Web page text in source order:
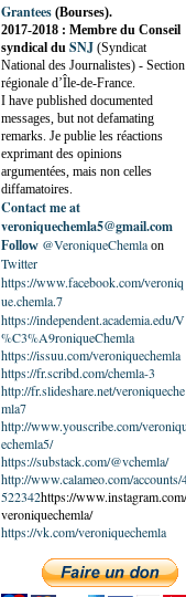
Grantees (Bourses).
2017-2018 : Membre du Conseil
syndical du SNJ (Syndicat
National des Journalistes) - Section
régionale d’Île-de-France.
I have published documented
messages, but not defamating
remarks. Je publie les réactions
exprimant des opinions
argumentées, mais non celles
diffamatoires.
Contact me at
veroniquechemla5@gmail.com
Follow @VeroniqueChemlaon
Twitter
https://www.facebook.com/veroniq
ue.chemla.7
https://independent.academia.edu/V
%C3%A9roniqueChemla
https://issuu.com/veroniquechemla
https://fr.scribd.com/chemla-3
http://fr.slideshare.net/veroniqueche
mla7
http://www.youscribe.com/veroniqu
echemla5/
https://substack.com/@vchemla/
http://www.calameo.com/accounts/
522342https://www.instagram.com/
veroniquechemla/
https://vk.com/veroniquechemla